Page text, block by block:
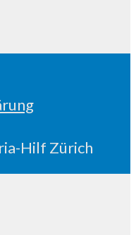
Hilf Zürich